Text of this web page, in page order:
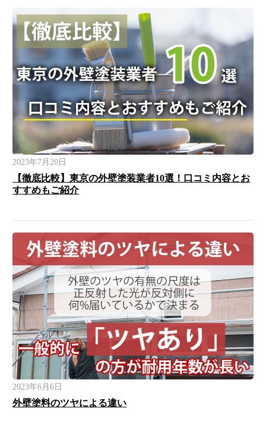
2023年7月20日
【徹底比較】東京の外壁塗装業者10選！口コミ内容とお
すすめもご紹介
2023年6月6日
外壁塗料のツヤによる違い